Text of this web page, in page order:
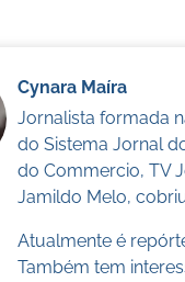
Cynara Maíra
Jornalista formada
do Sistema Jornal
do Commercio, TV
Jamildo Melo,
Atualmente é
Também tem